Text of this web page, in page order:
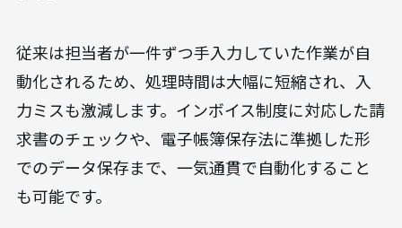
従来は担当者が一件ずつ手入力していた作業が自
動化されるため、処理時間は大幅に短縮され、入
力ミスも激減します。インボイス制度に対応した請
求書のチェックや、電子帳簿保存法に準拠した形
でのデータ保存まで、一気通貫で自動化すること
も可能です。